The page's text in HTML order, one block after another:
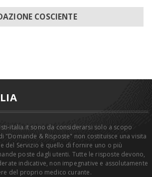
COSCIENTE
italia.it sono da considerarsi solo a scopo
"Domande & Risposte" non costituisce una visita
del Servizio è quello di fornire uno o più
poste dagli utenti. Tutte le risposte devono,
indicative, non impegnative e assolutamente
del proprio medico curante.